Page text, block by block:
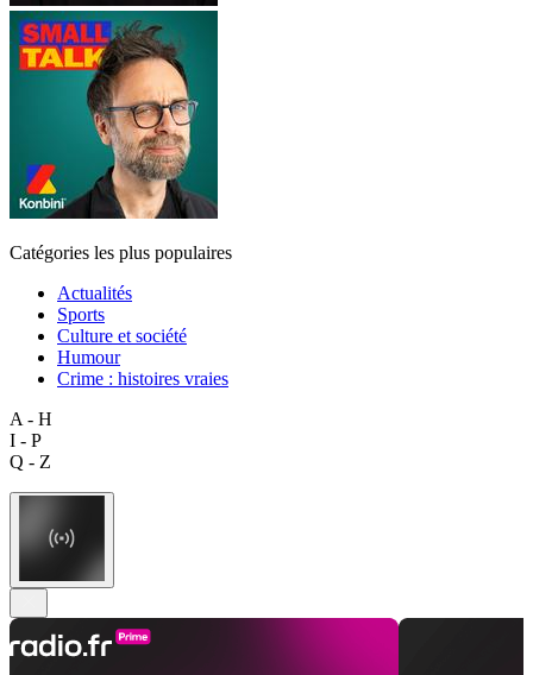
Catégories les plus populaires
Actualités
Sports
Culture et société
Humour
Crime : histoires vraies
A - H
I - P
Q - Z